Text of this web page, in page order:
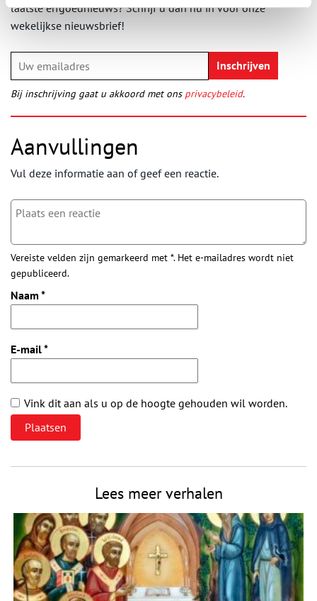
laatste erfgoednieuws? Schrijf u dan nu in voor onze
wekelijkse nieuwsbrief!
Bij inschrijving gaat u akkoord met ons privacybeleid.
Aanvullingen
Vul deze informatie aan of geef een reactie.
Vereiste velden zijn gemarkeerd met *. Het e-mailadres wordt niet
gepubliceerd.
Naam *
E-mail*
Vink dit aan als u op de hoogte gehouden wil worden.
Lees meer verhalen